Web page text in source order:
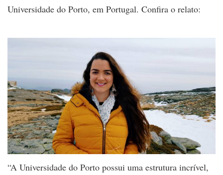
Universidade do Porto, em Portugal. Confira o relato:
“A Universidade do Porto possui uma estrutura incrível,